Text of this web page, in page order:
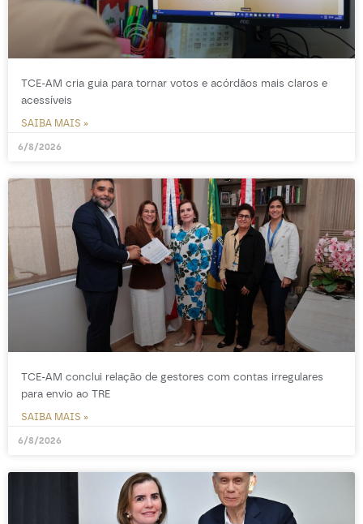
TCE-AM cria guia para tornar votos e acórdãos mais claros e
acessíveis
SAIBA MAIS »
6/8/2026
TCE-AM conclui relação de gestores com contas irregulares
para envio ao TRE
SAIBA MAIS »
6/8/2026